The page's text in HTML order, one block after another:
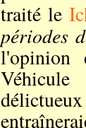
traité le
périodes
l'opinion
Véhicule